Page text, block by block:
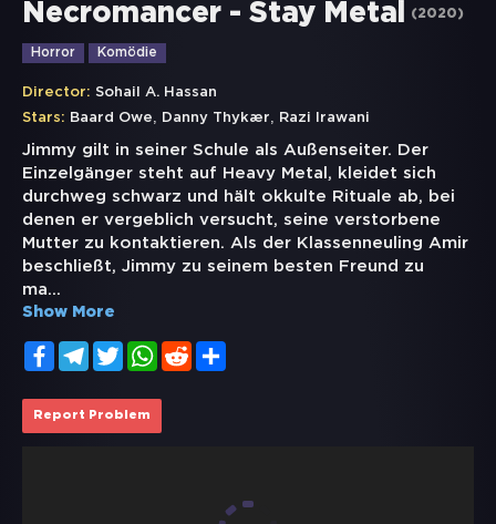
Necromancer - Stay Metal (2020)
Horror Komödie
Director: Sohail A. Hassan
Stars: Baard Owe, Danny Thykær, Razi Irawani
Jimmy gilt in seiner Schule als Außenseiter. Der
Einzelgänger steht auf Heavy Metal, kleidet sich
durchweg schwarz und hält okkulte Rituale ab, bei
denen er vergeblich versucht, seine verstorbene
Mutter zu kontaktieren. Als der Klassenneuling Amir
beschließt, Jimmy zu seinem besten Freund zu
ma...
Show More
FacebookTelegramTwitterWhatsApp
Reddit
Report Problem